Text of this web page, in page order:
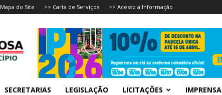
Mapa do Site >> Carta de Serviços >> Acesso a Informação
SECRETARIAS LEGISLAÇÃO LICITAÇÕES IMPRENSA